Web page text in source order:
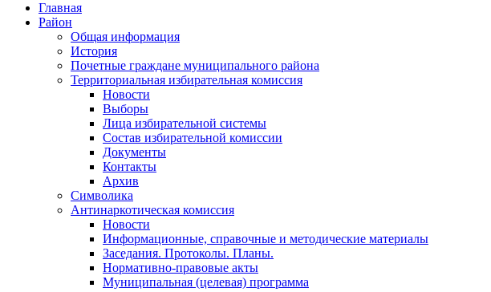
Главная
Район
Общая информация
История
Почетные граждане муниципального района
Территориальная избирательная комиссия
Новости
Выборы
Лица избирательной системы
Состав избирательной комиссии
Документы
Контакты
Архив
Символика
Антинаркотическая комиссия
Новости
Информационные, справочные и методические материалы
Заседания. Протоколы. Планы.
Нормативно-правовые акты
Муниципальная (целевая) программа